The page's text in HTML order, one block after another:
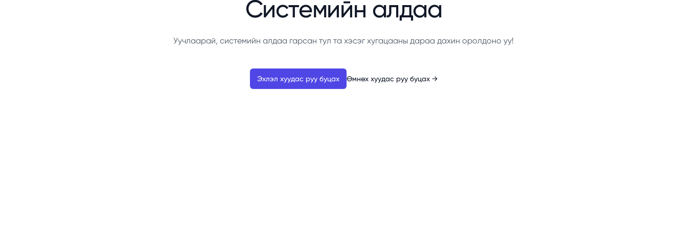
Системийн алдаа
Уучлаарай, системийн алдаа гарсан тул та хэсэг хугацааны дараа дахин оролдоно уу!
Эхлэл хуудас руу буцах Өмнөх хуудас руу буцах →